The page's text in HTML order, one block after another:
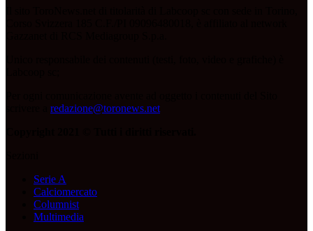
redazione@toronews.net
Serie A
Calciomercato
Columnist
Multimedia